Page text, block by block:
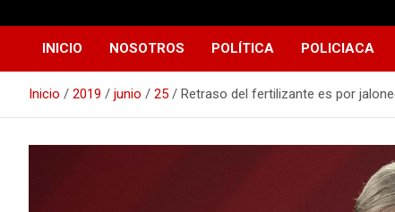
Réplica
INICIO NOSOTROS POLÍTICA POLICIACA
Inicio 2019 junio 25 Retraso del fertilizante es por